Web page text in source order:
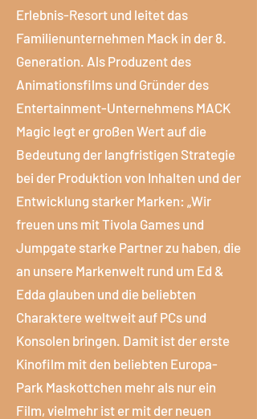
Erlebnis-Resort und leitet das
Familienunternehmen Mack in der 8.
Generation. Als Produzent des
Animationsfilms und Gründer des
Entertainment-Unternehmens MACK
Magic legt er großen Wert auf die
Bedeutung der langfristigen Strategie
bei der Produktion von Inhalten und der
Entwicklung starker Marken: „Wir
freuen uns mit Tivola Games und
Jumpgate starke Partner zu haben, die
an unsere Markenwelt rund um Ed &
Edda glauben und die beliebten
Charaktere weltweit auf PCs und
Konsolen bringen. Damit ist der erste
Kinofilm mit den beliebten Europa-
Park Maskottchen mehr als nur ein
Film, vielmehr ist er mit der neuen